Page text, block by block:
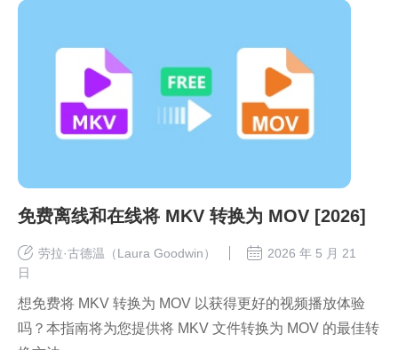
免费离线和在线将 MKV 转换为 MOV [2026]
劳拉·古德温（Laura Goodwin）
2026 年 5 月 21
日
想免费将 MKV 转换为 MOV 以获得更好的视频播放体验
吗？本指南将为您提供将 MKV 文件转换为 MOV 的最佳转